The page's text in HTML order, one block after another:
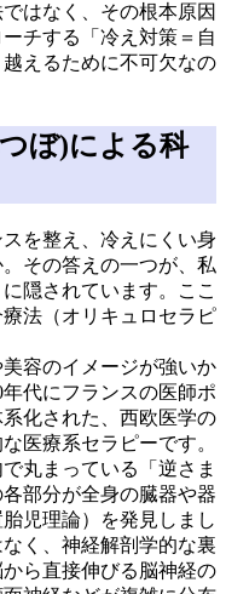
はなく、その根本原因
チする「冷え対策＝自
えるために不可欠なの
ぼ)による科
を整え、冷えにくい身
その答えの一つが、私
隠されています。ここ
法（オリキュロセラピ
容のイメージが強いか
代にフランスの医師ポ
化された、西欧医学の
医療系セラピーです。
丸まっている「逆さま
部分が全身の臓器や器
児理論）を発見しまし
く、神経解剖学的な裏
ら直接伸びる脳神経の